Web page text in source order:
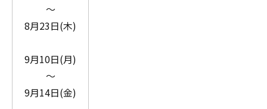
～
8月23日(木)
9月10日(月)
～
9月14日(金)